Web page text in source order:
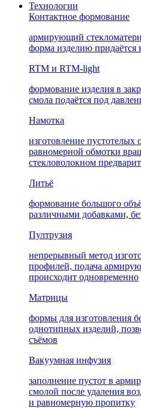
Технологии
Контактное формование
армирующий
форма изделию придаётся
RTM и RTM-light
формование изделия в
смола подаётся под
Намотка
изготовление пустотелых
равномерной обмотки
стекловолокном
Литьё
формование большого
различными добавками,
Пултрузия
непрерывный метод
профилей, подача
происходит одновременно
Матрицы
формы для изготовления
однотипных изделий,
съёмов
Вакуумная инфузия
заполнение пустот в
смолой после удаления
и равномерную пропитку